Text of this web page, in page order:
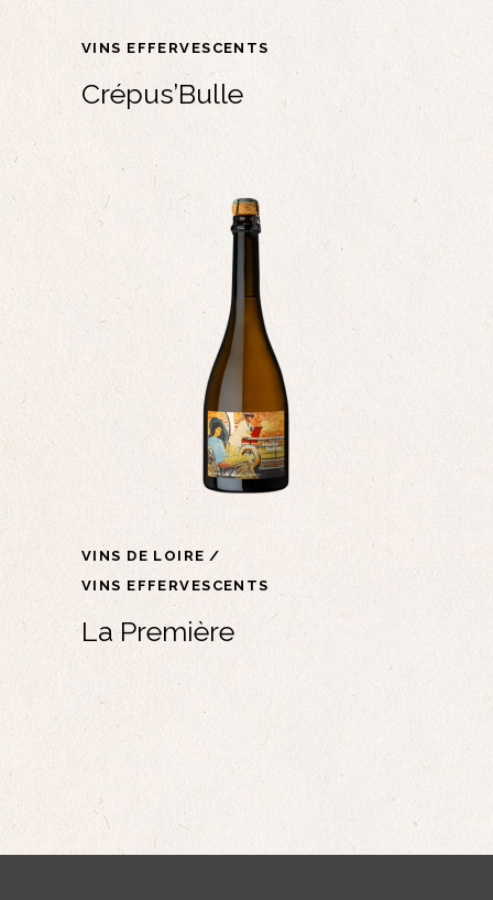
VINS EFFERVESCENTS
Crépus’Bulle
VINS DE LOIRE
VINS EFFERVESCENTS
La Première